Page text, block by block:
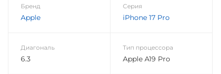
Бренд
Apple
Серия
iPhone 17 Pro
Диагональ
6.3
Тип процессора
Apple A19 Pro